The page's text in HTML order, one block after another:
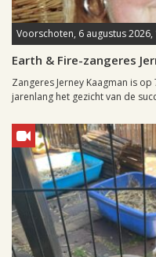
Voorschoten, 6 augustus 2026,
Earth & Fire-zangeres
Zangeres Jerney Kaagman is
jarenlang het gezicht van de